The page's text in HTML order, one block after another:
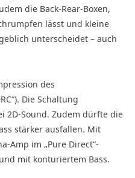
die Back-Rear-Boxen,
lässt und kleine
unterscheidet – auch
des
Die Schaltung
2D-Sound. Zudem dürfte die
stärker ausfallen. Mit
Amp im „Pure Direct“-
mit konturiertem Bass.